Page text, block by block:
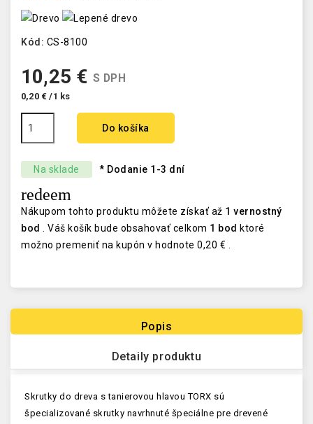
Kód: CS-8100
10,25 €
0,20 € /1 ks
S DPH
Do košíka
Na sklade * Dodanie 1-3 dní
redeem
Nákupom tohto produktu môžete získať až 1 vernostný
bod . Váš košík bude obsahovať celkom 1 bod ktoré
možno premeniť na kupón v hodnote 0,20 €
Popis
Detaily produktu
Skrutky do dreva s tanierovou hlavou TORX sú
špecializované skrutky navrhnuté špeciálne pre drevené